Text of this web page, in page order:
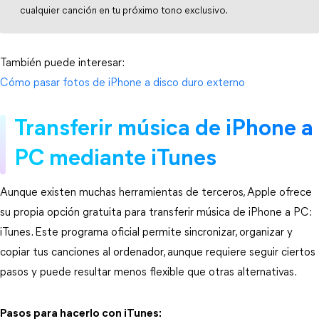
cualquier canción en tu próximo tono exclusivo.
También puede interesar:
Cómo pasar fotos de iPhone a disco duro externo
Transferir música de iPhone a
PC mediante iTunes
Aunque existen muchas herramientas de terceros, Apple ofrece
su propia opción gratuita para transferir música de iPhone a PC:
iTunes. Este programa oficial permite sincronizar, organizar y
copiar tus canciones al ordenador, aunque requiere seguir ciertos
pasos y puede resultar menos flexible que otras alternativas.
Pasos para hacerlo con iTunes: